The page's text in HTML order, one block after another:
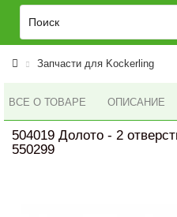
Запчасти для Kockerling
ВСЕ О ТОВАРЕ ОПИСАНИЕ
504019 Долото - 2
550299